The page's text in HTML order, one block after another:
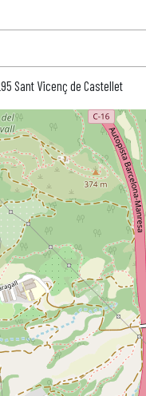
Sant Vicenç de Castellet